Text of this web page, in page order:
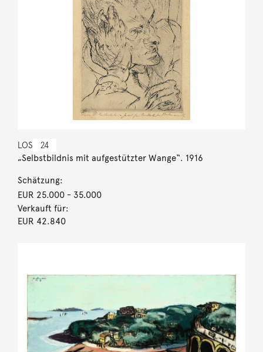
LOS 24
„Selbstbildnis mit aufgestützter Wange“. 1916
Schätzung:
EUR 25.000- 35.000
Verkauft für:
EUR 42.840